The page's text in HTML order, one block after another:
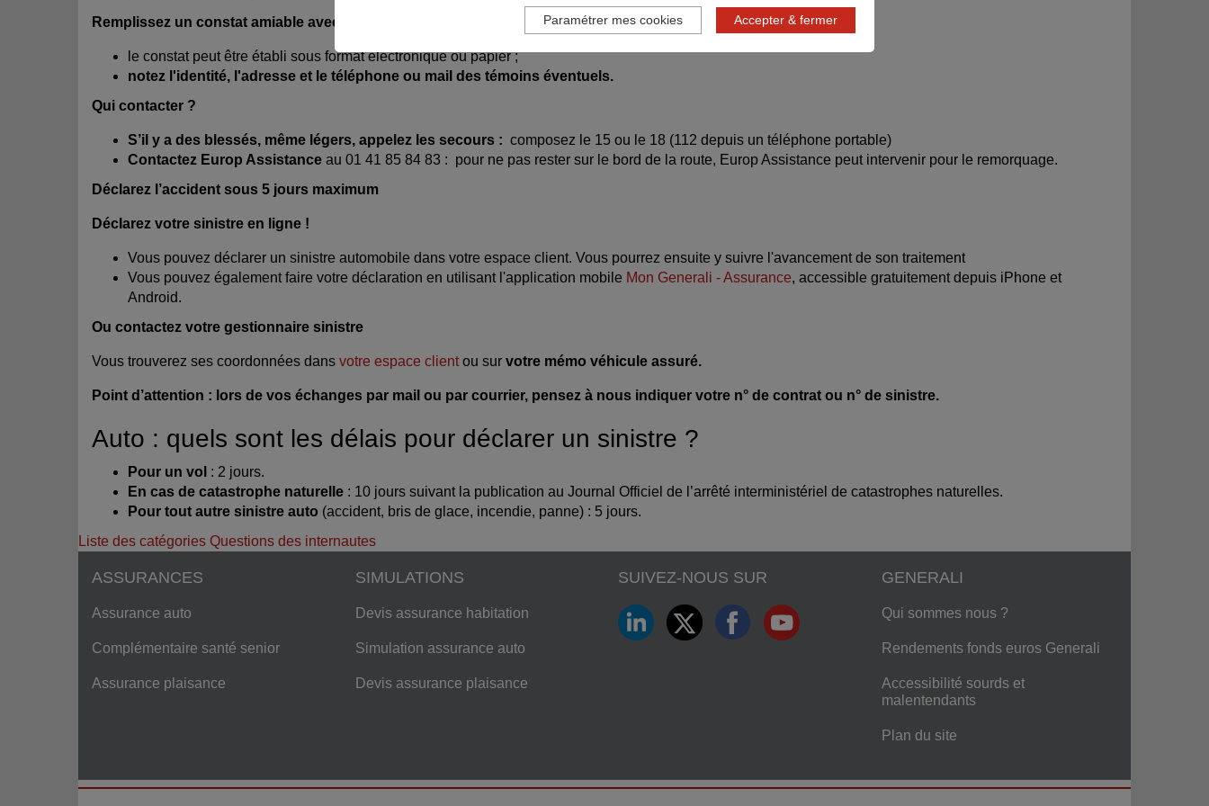
Remplissez un constat amiable avec le conducteur de l'autre véhicule :
le constat peut être établi sous format électronique ou papier ;
notez l'identité, l'adresse et le téléphone ou mail des témoins éventuels.
Qui contacter ?
S’il y a des blessés, même légers, appelez les secours : composez le 15 ou le 18 (112 depuis un téléphone portable)
Contactez Europ Assistance au 01 41 85 84 83 : pour ne pas rester sur le bord de la route, Europ Assistance peut intervenir pour le remorquage.
Déclarez l’accident sous 5 jours maximum
Déclarez votre sinistre en ligne !​
Vous pouvez déclarer un sinistre automobile dans votre espace client. Vous pourrez ensuite y suivre l'avancement de son traitement
Vous pouvez également faire votre déclaration en utilisant l'application mobile Mon Generali - Assurance, accessible gratuitement depuis iPhone et
Android.
Ou contactez votre gestionnaire sinistre
Vous trouverez ses coordonnées dans votre espace client ou sur votre mémo véhicule assuré.
Point d’attention : lors de vos échanges par mail ou par courrier, pensez à nous indiquer votre n° de contrat ou n° de sinistre.
Auto : quels sont les délais pour déclarer un sinistre ?
Pour un vol : 2 jours.
En cas de catastrophe naturelle : 10 jours suivant la publication au Journal Officiel de l’arrêté interministériel de catastrophes naturelles.
Pour tout autre sinistre auto (accident, bris de glace, incendie, panne) : 5 jours.
Liste des catégories Questions des internautes
ASSURANCES
Assurance auto
Complémentaire santé senior
Assurance plaisance
SIMULATIONS
Devis assurance habitation
Simulation assurance auto
Devis assurance plaisance
SUIVEZ-NOUS SUR
LinkedIn
TwitterFacebook
YouTube
GENERALI
Qui sommes nous ?
Rendements fonds euros Generali
Accessibilité sourds et
malentendants
Plan du site
Accepter & fermer
Paramétrer mes cookies